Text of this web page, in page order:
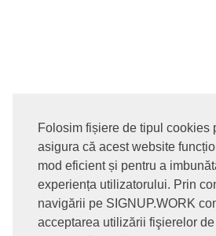
Folosim fișiere de tipul cookies
asigura că acest website
mod eficient și pentru a
experiența utilizatorului. Prin
navigării pe SIGNUP.WORK
acceptarea utilizării fişierelor
© 2017-2026. Toate drepturile
SIGNUPDOTWORK SRLTermeni si
confidentialitate | Politica de livrare si
Politica GDPR